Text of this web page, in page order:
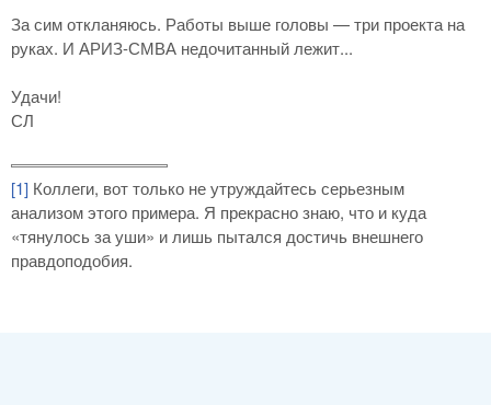
За сим откланяюсь. Работы выше головы — три проекта на
руках. И АРИЗ-СМВА недочитанный лежит...
Удачи!
СЛ
[1] Коллеги, вот только не утруждайтесь серьезным
анализом этого примера. Я прекрасно знаю, что и куда
«тянулось за уши» и лишь пытался достичь внешнего
правдоподобия.